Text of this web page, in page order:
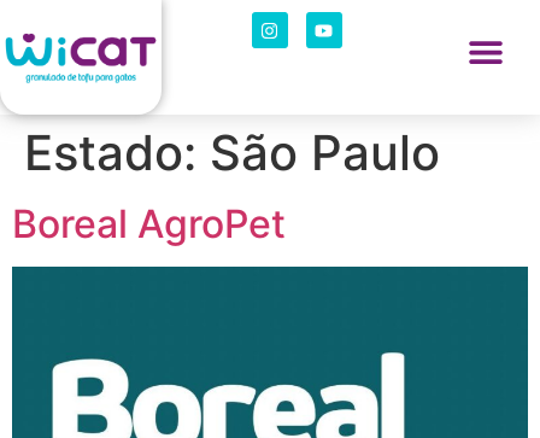
Estado: São Paulo
Boreal AgroPet